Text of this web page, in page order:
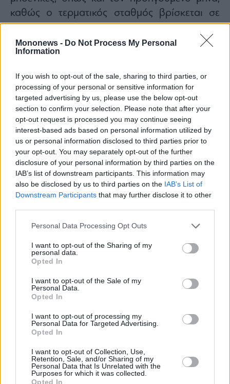
Mononews - Do Not Process My Personal
Information
If you wish to opt-out of the sale, sharing to third parties, or
processing of your personal or sensitive information for
targeted advertising by us, please use the below opt-out
section to confirm your selection. Please note that after your
opt-out request is processed you may continue seeing
interest-based ads based on personal information utilized by
us or personal information disclosed to third parties prior to
your opt-out. You may separately opt-out of the further
disclosure of your personal information by third parties on the
IAB’s list of downstream participants. This information may
also be disclosed by us to third parties on the IAB’s List of
Downstream Participants that may further disclose it to other
Personal Data Processing Opt Outs
I want to opt-out of the Sharing of my
personal data.
Opted In
I want to opt-out of the Sale of my
Personal Data.
Opted In
I want to opt-out of processing my
Personal Data for Targeted Advertising.
Opted In
I want to opt-out of Collection, Use,
Retention, Sale, and/or Sharing of my
Personal Data that Is Unrelated with the
Purposes for which it was collected.
Opted In
καθώς ο τερματικός σταθμός βρίσκεται σε
τρίμηνη περίοδο συντήρησης.
Στη δεύτερη θέση, με μικρή διαφορά, βρέθηκε
η πύλη του Σιδηροκάστρου, η οποία αποτελεί
Οι καθαρές εισαγωγές από το σημείο αυτό
ανήλθαν σε 1,78 TWh, αυξημένες κατά 35,3%
σε σχέση με τον Απρίλιο.
Ακολούθησε η πύλη της Νέας Μεσημβρίας,
μέσω της οποίας εισάγεται αζέρικο αέριο από
τον αγωγό TAP, με 0,94 TWh. Μηδενικές
παρέμειναν οι εισαγωγές από την πύλη των
Κήπων, όπως συμβαίνει από τον Ιανουάριο
του 2024.